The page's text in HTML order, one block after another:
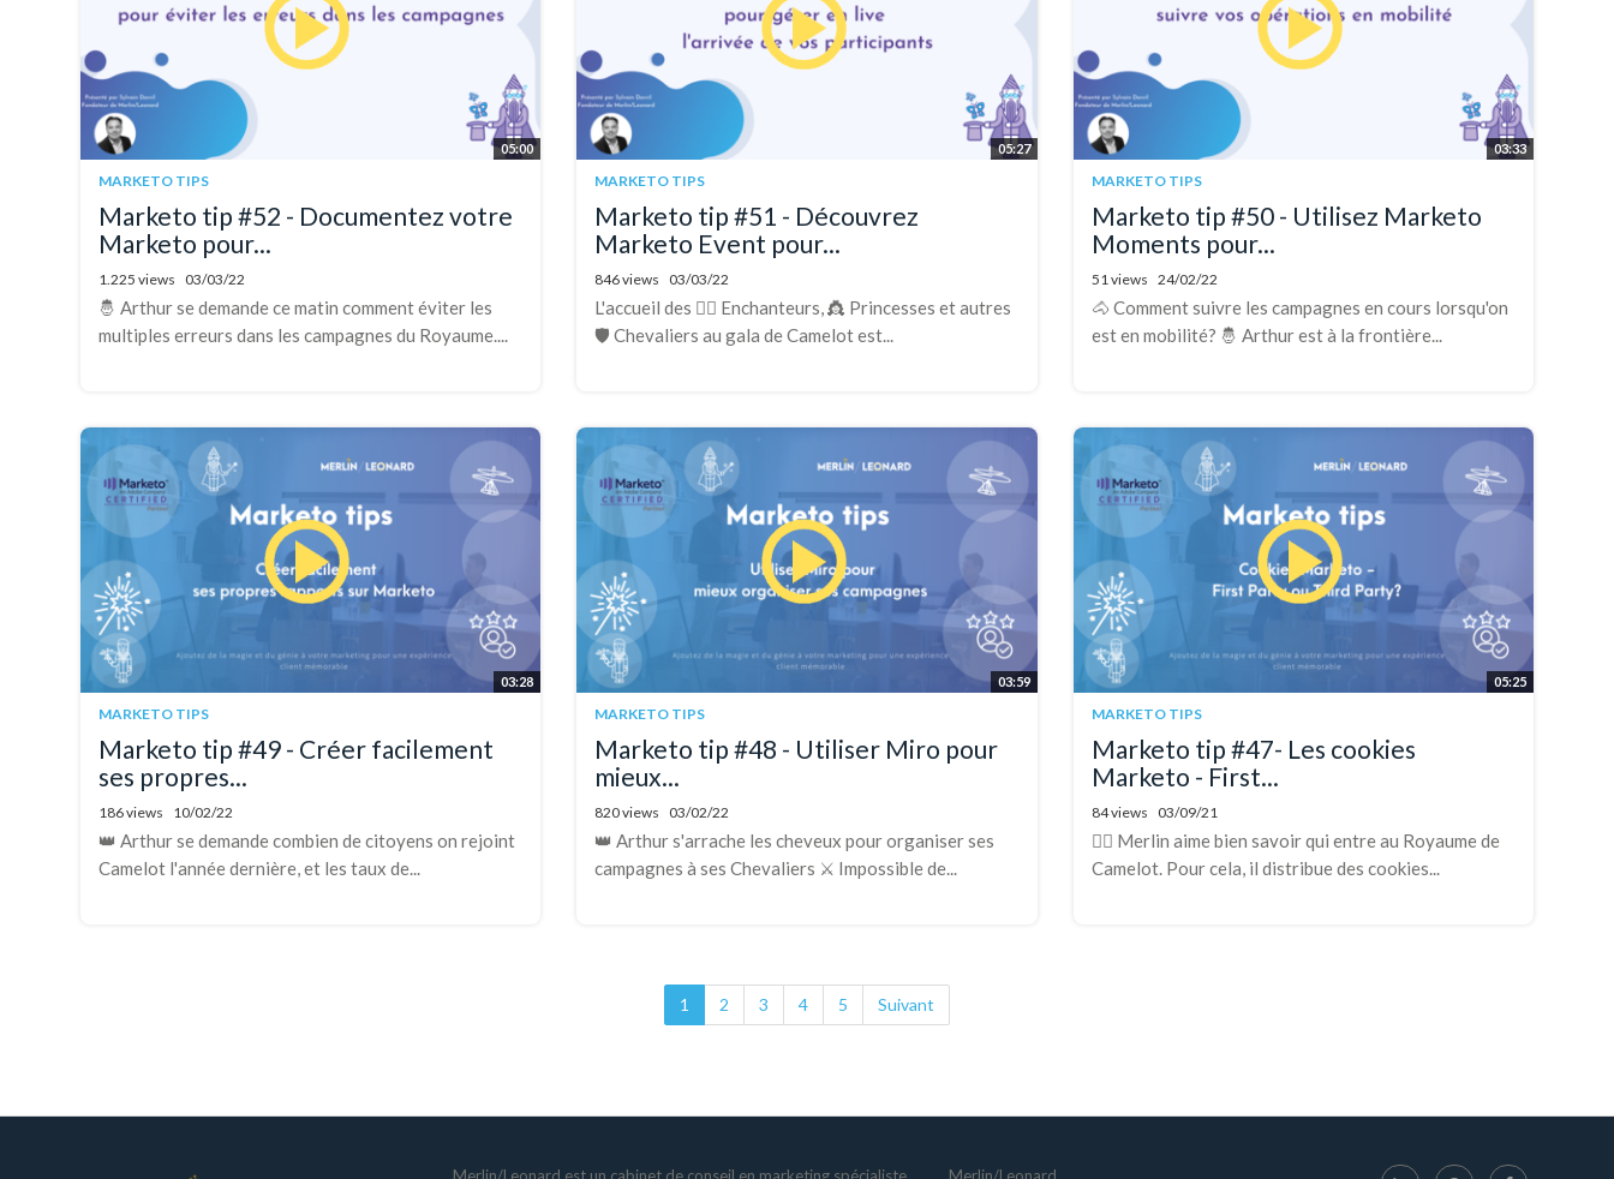
05:00
MARKETO TIPS
Marketo tip #52 - Documentez votre
Marketo pour...
1.225 views 03/03/22
🤴 Arthur se demande ce matin comment éviter les
multiples erreurs dans les campagnes du Royaume....
05:27
MARKETO TIPS
Marketo tip #51 - Découvrez
Marketo Event pour...
846 views 03/03/22
L'accueil des 🧙‍♂️ Enchanteurs, 👸 Princesses et autres
🛡️ Chevaliers au gala de Camelot est...
03:33
MARKETO TIPS
Marketo tip #50 - Utilisez Marketo
Moments pour...
51 views 24/02/22
🐴 Comment suivre les campagnes en cours lorsqu'on
est en mobilité? 🤴 Arthur est à la frontière...
03:28
MARKETO TIPS
Marketo tip #49 - Créer facilement
ses propres...
186 views 10/02/22
👑 Arthur se demande combien de citoyens on rejoint
Camelot l'année dernière, et les taux de...
03:59
MARKETO TIPS
Marketo tip #48 - Utiliser Miro pour
mieux...
820 views 03/02/22
👑 Arthur s'arrache les cheveux pour organiser ses
campagnes à ses Chevaliers ⚔️ Impossible de...
05:25
MARKETO TIPS
Marketo tip #47- Les cookies
Marketo - First...
84 views 03/09/21
🧙‍♂️ Merlin aime bien savoir qui entre au Royaume de
Camelot. Pour cela, il distribue des cookies...
1 2 3 4 5 Suivant
Merlin/Leonard est un cabinet de conseil en marketing spécialiste Merlin/Leonard